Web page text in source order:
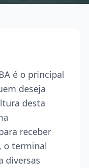
é o principal
deseja
desta
receber
o terminal
diversas